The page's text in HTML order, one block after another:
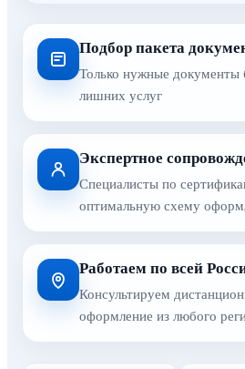
Подбор пакета
Только нужные документы
лишних услуг
Экспертное
Специалисты по
оптимальную схему
Работаем по всей
Консультируем
оформление из любого